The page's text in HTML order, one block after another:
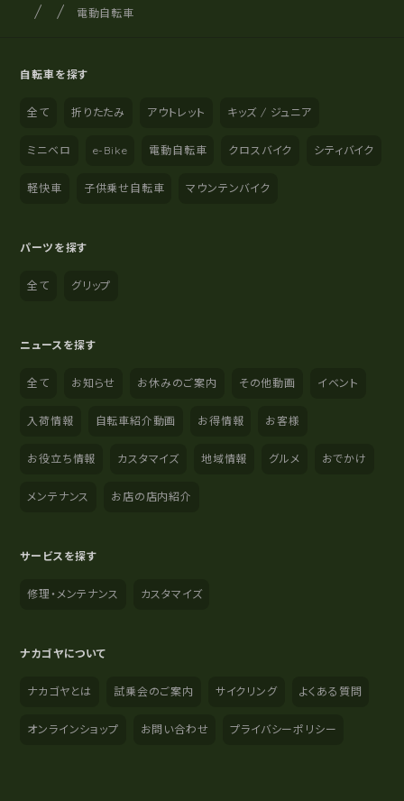
サイト内の現在地
サイクルショップナカゴヤ
電動自転車
自転車を探す
全て 折りたたみ アウトレット キッズ / ジュニア
ミニベロ e-Bike 電動自転車 クロスバイク シティバイク
軽快車 子供乗せ自転車 マウンテンバイク
パーツを探す
全て グリップ
ニュースを探す
全て お知らせ お休みのご案内 その他動画 イベント
入荷情報 自転車紹介動画 お得情報 お客様
お役立ち情報 カスタマイズ 地域情報 グルメ おでかけ
メンテナンス お店の店内紹介
サービスを探す
修理・メンテナンス カスタマイズ
ナカゴヤについて
ナカゴヤとは 試乗会のご案内 サイクリング よくある質問
オンラインショップ お問い合わせ プライバシーポリシー